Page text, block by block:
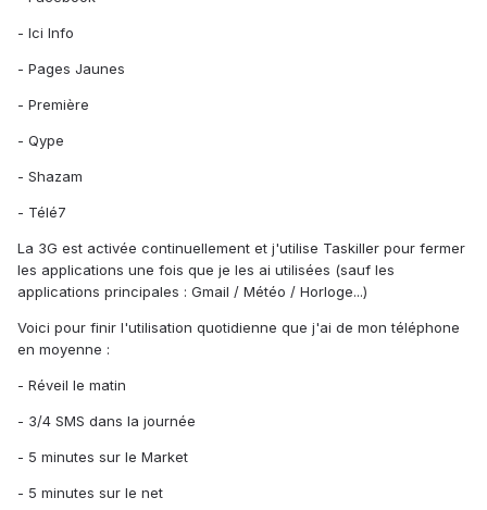
- Ici Info
- Pages Jaunes
- Première
- Qype
- Shazam
- Télé7
La 3G est activée continuellement et j'utilise Taskiller pour fermer
les applications une fois que je les ai utilisées (sauf les
applications principales : Gmail / Météo / Horloge...)
Voici pour finir l'utilisation quotidienne que j'ai de mon téléphone
en moyenne :
- Réveil le matin
- 3/4 SMS dans la journée
- 5 minutes sur le Market
- 5 minutes sur le net